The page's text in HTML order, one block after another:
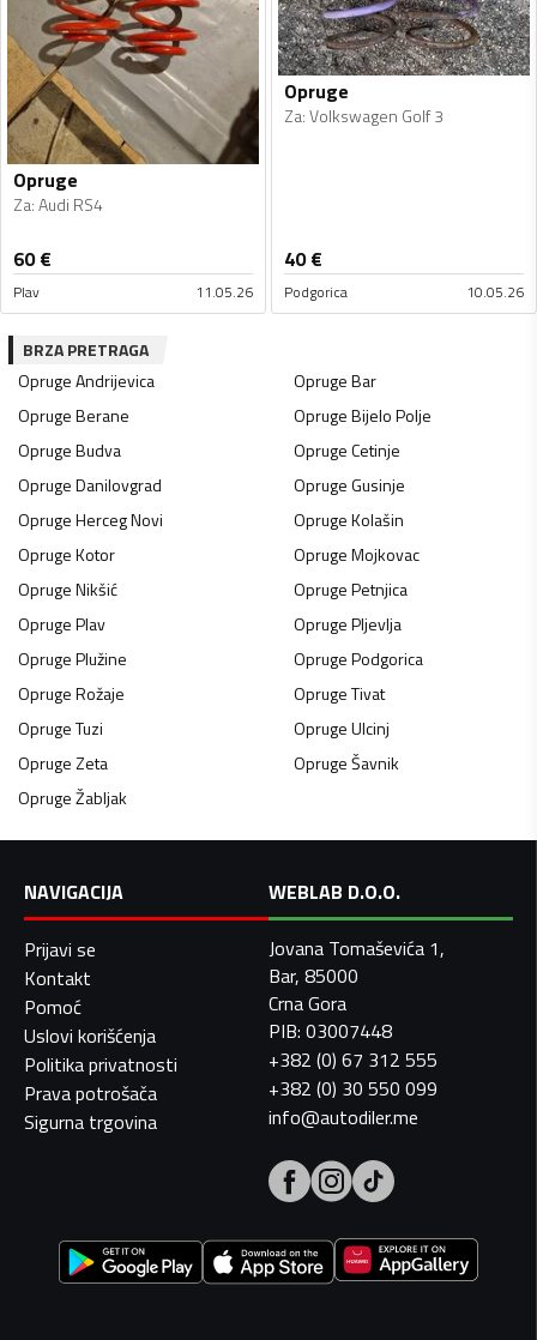
Opruge
Za:Audi RS4
60€
Plav 11.05.26
Opruge
Za:Volkswagen Golf 3
40€
Podgorica 10.05.26
BRZA PRETRAGA
OprugeAndrijevica OprugeBar
OprugeBerane OprugeBijelo Polje
OprugeBudva OprugeCetinje
OprugeDanilovgrad OprugeGusinje
OprugeHerceg Novi OprugeKolašin
OprugeKotor OprugeMojkovac
OprugeNikšić OprugePetnjica
OprugePlav OprugePljevlja
OprugePlužine OprugePodgorica
OprugeRožaje OprugeTivat
OprugeTuzi OprugeUlcinj
OprugeZeta OprugeŠavnik
OprugeŽabljak
NAVIGACIJA
Prijavi se
Kontakt
Pomoć
Uslovi korišćenja
Politika privatnosti
Prava potrošača
Sigurna trgovina
WEBLAB D.O.O.
Jovana Tomaševića 1,
Bar, 85000
Crna Gora
PIB: 03007448
+382 (0) 67 312 555
+382 (0) 30 550 099
info@autodiler.me